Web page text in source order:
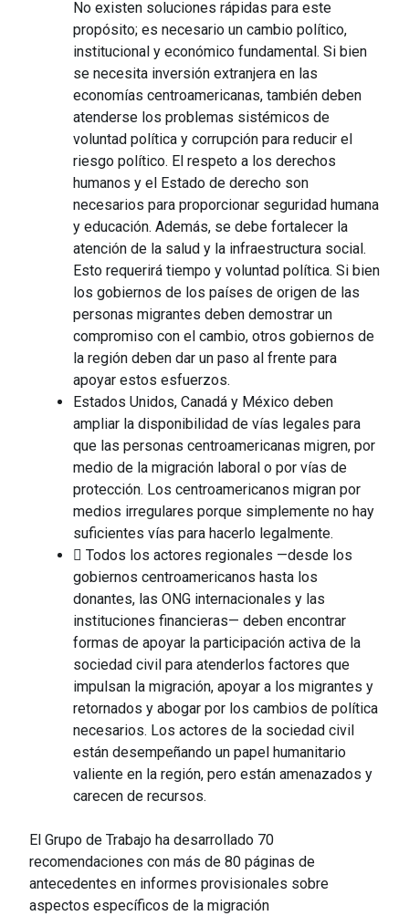
No existen soluciones rápidas para este
propósito; es necesario un cambio político,
institucional y económico fundamental. Si bien
se necesita inversión extranjera en las
economías centroamericanas, también deben
atenderse los problemas sistémicos de
voluntad política y corrupción para reducir el
riesgo político. El respeto a los derechos
humanos y el Estado de derecho son
necesarios para proporcionar seguridad humana
y educación. Además, se debe fortalecer la
atención de la salud y la infraestructura social.
Esto requerirá tiempo y voluntad política. Si bien
los gobiernos de los países de origen de las
personas migrantes deben demostrar un
compromiso con el cambio, otros gobiernos de
la región deben dar un paso al frente para
apoyar estos esfuerzos.
Estados Unidos, Canadá y México deben
ampliar la disponibilidad de vías legales para
que las personas centroamericanas migren, por
medio de la migración laboral o por vías de
protección. Los centroamericanos migran por
medios irregulares porque simplemente no hay
suficientes vías para hacerlo legalmente.
 Todos los actores regionales —desde los
gobiernos centroamericanos hasta los
donantes, las ONG internacionales y las
instituciones financieras— deben encontrar
formas de apoyar la participación activa de la
sociedad civil para atenderlos factores que
impulsan la migración, apoyar a los migrantes y
retornados y abogar por los cambios de política
necesarios. Los actores de la sociedad civil
están desempeñando un papel humanitario
valiente en la región, pero están amenazados y
carecen de recursos.
El Grupo de Trabajo ha desarrollado 70
recomendaciones con más de 80 páginas de
antecedentes en informes provisionales sobre
aspectos específicos de la migración